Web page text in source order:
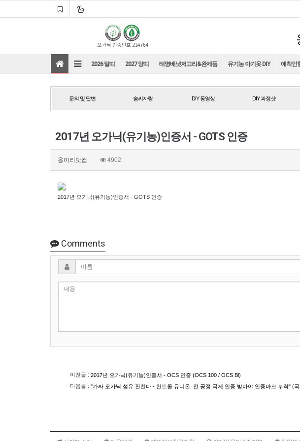
바로가기
바로가기
2026 말띠 2027 양띠 태명배냇저고리&완제품 유기농 아기옷 DIY 애착인
문의 및 답변 솜씨자랑 DIY 동영상 DIY 과정샷
2017년 오가닉(유기농)인증서 - GOTS 인증
옹아리닷컴 4902
2017년 오가닉(유기농)인증서 - GOTS 인증
Comments
이름
이전글 : 2017년 오가닉(유기농)인증서 - OCS 인증 (OCS 100 / OCS Bl)
다음글 : "가짜 오가닉 섬유 판친다 - 컨트롤 유니온, 전 공정 국제 인증 받아야 인증마크 부착" (국